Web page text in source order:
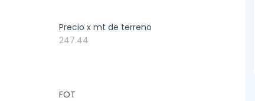
Precio x mt de terreno
247.44
FOT